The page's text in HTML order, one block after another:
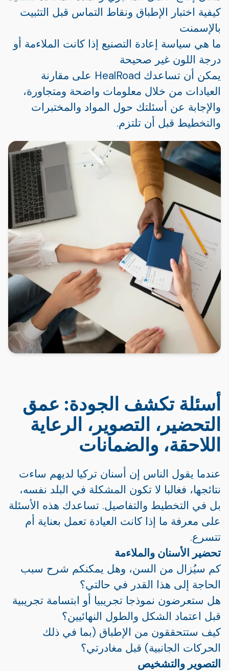
كيفية اختبار الإطباق ونقاط التماس قبل التثبيت
بالإسمنت
ما هي سياسة إعادة التصنيع إذا كانت الملاءمة أو
درجة اللون غير صحيحة
يمكن أن تساعدك HealRoad على مقارنة
العيادات من خلال معلومات واضحة ومتجاورة،
والإجابة عن أسئلتك حول المواد والمختبرات
والتخطيط قبل أن تلتزم.
أسئلة تكشف الجودة: عمق
التحضير، التصوير، الرعاية
اللاحقة، والضمانات
عندما يقول الناس إن أسنان تركيا لديهم ساءت
نتائجها، فغالبا لا تكون المشكلة في البلد نفسه،
بل في التخطيط والتفاصيل. تساعدك هذه الأسئلة
على معرفة ما إذا كانت العيادة تعمل بعناية أم
تتسرع.
تحضير الأسنان والملاءمة
كم سيُزال من السن، وهل يمكنكم شرح سبب
الحاجة إلى هذا القدر في حالتي؟
هل ستعرضون نموذجا تجريبيا أو ابتسامة تجريبية
قبل اعتماد الشكل والطول النهائيين؟
كيف ستتحققون من الإطباق (بما في ذلك
الحركات الجانبية) قبل مغادرتي؟
التصوير والتشخيص